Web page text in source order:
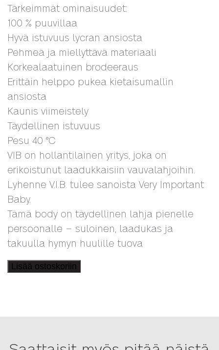
Tärkeimmät ominaisuudet:
100 % puuvillaa
Hyvä istuvuus lycran ansiosta
Pehmeä ja miellyttävä materiaali
Korkealaatuinen brodeeraus
Erittäin helppo pukea kietaisumallin
ansiosta
Kaunis viimeistely
Täydellinen istuvuus
Pesu 40 °C
VIB on hollantilainen yritys, joka on
erikoistunut laadukkaisiin vauvalahjoihin.
Lyhenne V.I.B. tulee sanoista Very Important
Baby.
Tämä body on täydellinen lahja pienelle
persoonalle – suloinen, laadukas ja
takuulla hymyn huulille tuova
Vauvan
body,here
Lisää ostoskoriin